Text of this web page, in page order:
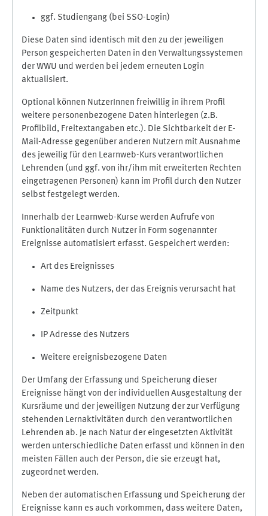
ggf. Studiengang (bei SSO-Login)
Diese Daten sind identisch mit den zu der jeweiligen
Person gespeicherten Daten in den Verwaltungssystemen
der WWU und werden bei jedem erneuten Login
aktualisiert.
Optional können NutzerInnen freiwillig in ihrem Profil
weitere personenbezogene Daten hinterlegen (z.B.
Profilbild, Freitextangaben etc.). Die Sichtbarkeit der E-
Mail-Adresse gegenüber anderen Nutzern mit Ausnahme
des jeweilig für den Learnweb-Kurs verantwortlichen
Lehrenden (und ggf. von ihr/ihm mit erweiterten Rechten
eingetragenen Personen) kann im Profil durch den Nutzer
selbst festgelegt werden.
Innerhalb der Learnweb-Kurse werden Aufrufe von
Funktionalitäten durch Nutzer in Form sogenannter
Ereignisse automatisiert erfasst. Gespeichert werden:
Art des Ereignisses
Name des Nutzers, der das Ereignis verursacht hat
Zeitpunkt
IP Adresse des Nutzers
Weitere ereignisbezogene Daten
Der Umfang der Erfassung und Speicherung dieser
Ereignisse hängt von der individuellen Ausgestaltung der
Kursräume und der jeweiligen Nutzung der zur Verfügung
stehenden Lernaktivitäten durch den verantwortlichen
Lehrenden ab. Je nach Natur der eingesetzten Aktivität
werden unterschiedliche Daten erfasst und können in den
meisten Fällen auch der Person, die sie erzeugt hat,
zugeordnet werden.
Neben der automatischen Erfassung und Speicherung der
Ereignisse kann es auch vorkommen, dass weitere Daten,